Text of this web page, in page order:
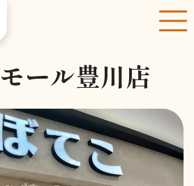
ール豊川店